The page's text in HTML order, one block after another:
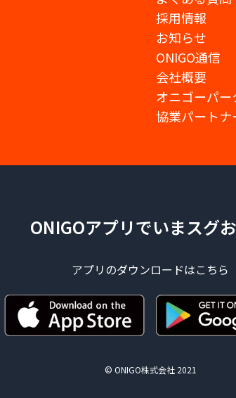
採用情報
お知らせ
ONIGO通信
会社概要
オニゴーパー
協業パートナ
ONIGOアプリでいまスグ
アプリのダウンロードはこちら
© ONIGO株式会社 2021